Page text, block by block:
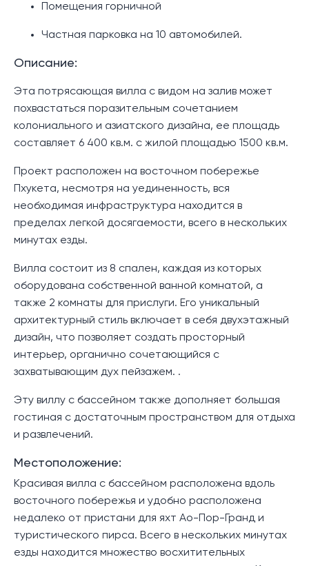
Помещения горничной
Частная парковка на 10 автомобилей.
Описание:
Эта потрясающая вилла с видом на залив может
похвастаться поразительным сочетанием
колониального и азиатского дизайна, ее площадь
составляет 6 400 кв.м. с жилой площадью 1500 кв.м.
Проект расположен на восточном побережье
Пхукета, несмотря на уединенность, вся
необходимая инфраструктура находится в
пределах легкой досягаемости, всего в нескольких
минутах езды.
Вилла состоит из 8 спален, каждая из которых
оборудована собственной ванной комнатой, а
также 2 комнаты для прислуги. Его уникальный
архитектурный стиль включает в себя двухэтажный
дизайн, что позволяет создать просторный
интерьер, органично сочетающийся с
захватывающим дух пейзажем. .
Эту виллу с бассейном также дополняет большая
гостиная с достаточным пространством для отдыха
и развлечений.
Местоположение:
Красивая вилла с бассейном расположена вдоль
восточного побережья и удобно расположена
недалеко от пристани для яхт Ао-Пор-Гранд и
туристического пирса. Всего в нескольких минутах
езды находится множество восхитительных